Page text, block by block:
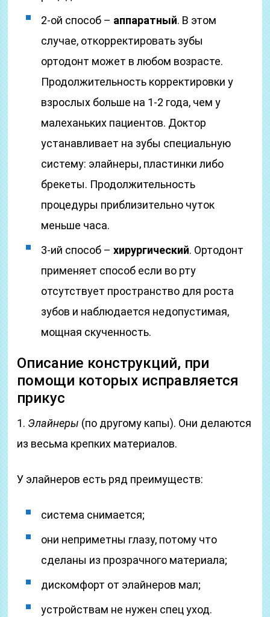
2-ой способ – аппаратный. В этом
случае, откорректировать зубы
ортодонт может в любом возрасте.
Продолжительность корректировки у
взрослых больше на 1-2 года, чем у
малеханьких пациентов. Доктор
устанавливает на зубы специальную
систему: элайнеры, пластинки либо
брекеты. Продолжительность
процедуры приблизительно чуток
меньше часа.
3-ий способ –хирургический. Ортодонт
применяет способ если во рту
отсутствует пространство для роста
зубов и наблюдается недопустимая,
мощная скученность.
Описание конструкций, при
помощи которых исправляется
прикус
1. Элайнеры (по другому капы). Они делаются
из весьма крепких материалов.
У элайнеров есть ряд преимуществ:
система снимается;
они неприметны глазу, потому что
сделаны из прозрачного материала;
дискомфорт от элайнеров мал;
устройствам не нужен спец уход.